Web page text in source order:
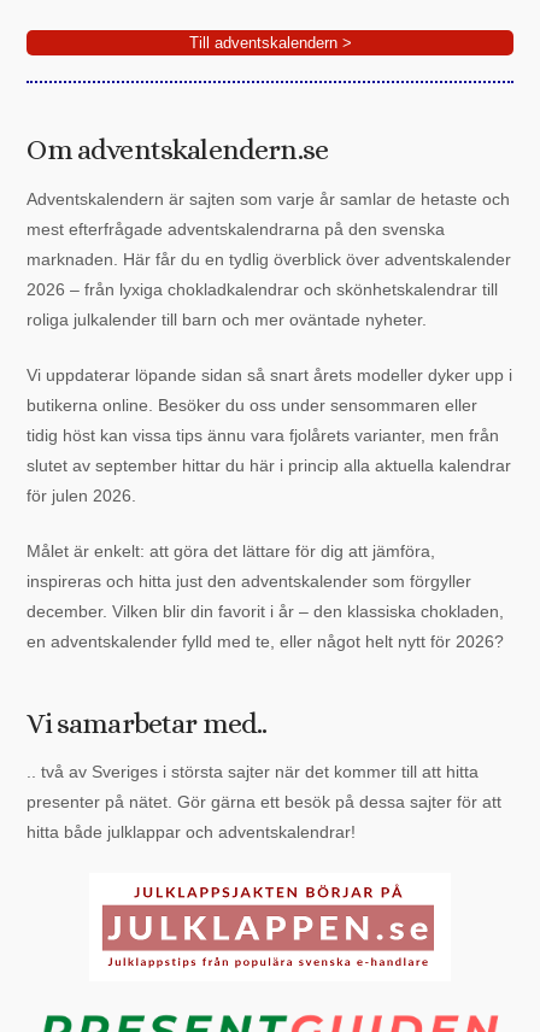
Till adventskalendern >
Om adventskalendern.se
Adventskalendern är sajten som varje år samlar de hetaste och
mest efterfrågade adventskalendrarna på den svenska
marknaden. Här får du en tydlig överblick över adventskalender
2026 – från lyxiga chokladkalendrar och skönhetskalendrar till
roliga julkalender till barn och mer oväntade nyheter.
Vi uppdaterar löpande sidan så snart årets modeller dyker upp i
butikerna online. Besöker du oss under sensommaren eller
tidig höst kan vissa tips ännu vara fjolårets varianter, men från
slutet av september hittar du här i princip alla aktuella kalendrar
för julen 2026.
Målet är enkelt: att göra det lättare för dig att jämföra,
inspireras och hitta just den adventskalender som förgyller
december. Vilken blir din favorit i år – den klassiska chokladen,
en adventskalender fylld med te, eller något helt nytt för 2026?
Vi samarbetar med..
.. två av Sveriges i största sajter när det kommer till att hitta
presenter på nätet. Gör gärna ett besök på dessa sajter för att
hitta både julklappar och adventskalendrar!